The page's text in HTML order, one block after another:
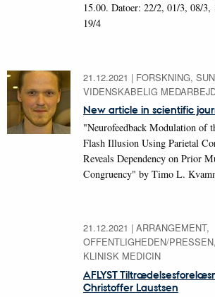
15.00. Datoer: 22/2, 01/3, 08/
19/4
21.12.2021 | FORSKNING,
VIDENSKABELIG
New article in scientific
"Neurofeedback Modulation of
Flash Illusion Using Parietal
Reveals Dependency on Prior
Congruency" by Timo L.
21.12.2021 | ARRANGEMENT,
OFFENTLIGHEDEN/
KLINISK MEDICIN
AFLYST
Christoffer Laustsen